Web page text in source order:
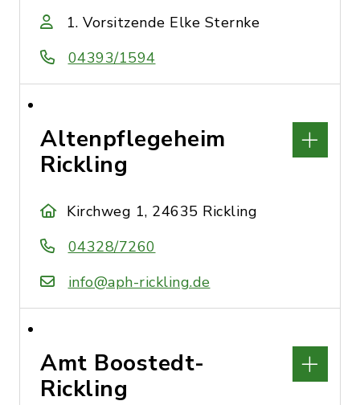
1. Vorsitzende Elke Sternke
04393/1594
Altenpflegeheim
Rickling
Kirchweg 1, 24635 Rickling
04328/7260
info@aph-rickling.de
Amt Boostedt-
Rickling